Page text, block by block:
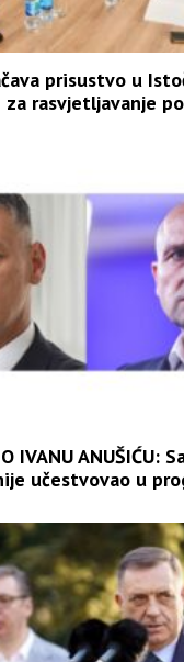
prisustvo u
rasvjetljavanje
O IVANU ANUŠIĆU:
učestvovao u